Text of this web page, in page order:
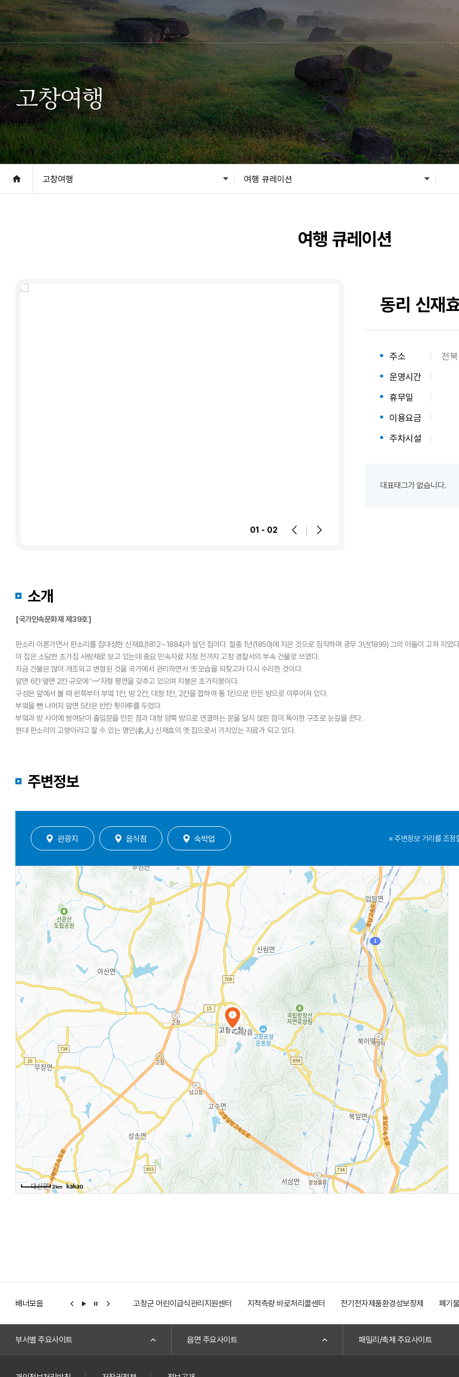
고창여행
고창여행 여행 큐레이션
여행 큐레이션
01 - 02
동리 신재
숙
주
영
간,
시
설
주소
전
운영시간
휴무일
이용요금
주차시설
대표태그가 없습니다.
소개
[국가민속문화재 제39호]
판소리 이론가면서 판소리를 집대성한 신재효(1812∼1884)가 살던 집이다. 철종 1년(1850)에 지은 것으로 짐작하며 광무 3년(1899) 그의 아들이 고쳐 지었
이 집은 소담한 초가집 사랑채로 보고 있는데 중요 민속자료 지정 전까지 고창 경찰서의 부속 건물로 쓰였다.
지금 건물은 많이 개조되고 변형된 것을 국가에서 관리하면서 옛 모습을 되찾고자 다시 수리한 것이다.
앞면 6칸·옆면 2칸 규모에 '一'자형 평면을 갖추고 있으며 지붕은 초가지붕이다.
구성은 앞에서 볼 때 왼쪽부터 부엌 1칸, 방 2칸, 대청 1칸, 2칸을 합하여 통 1칸으로 만든 방으로 이루어져 있다.
부엌을 뺀 나머지 앞면 5칸은 반칸 툇마루를 두었다.
부엌과 방 사이에 쌍여닫이 출입문을 만든 점과 대청 양쪽 방으로 연결하는 문을 달지 않은 점이 특이한 구조로 눈길을 끈다.
현대 판소리의 고향이라고 할 수 있는 명인(名人) 신재효의 옛 집으로서 가치있는 자료가 되고 있다.
주변정보
관광지 음식점 숙박업 ※ 주변정보 거리를 조정
2km
배너모음 고창군 어린이급식관리지원센터 지적측량 바로처리콜센터 전기전자제품환경성보장제 폐기
부서별 주요사이트 읍면 주요사이트 패밀리/축제 주요사이트